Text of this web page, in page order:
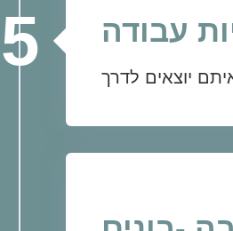
עבודה
יוצאים לדרך 5